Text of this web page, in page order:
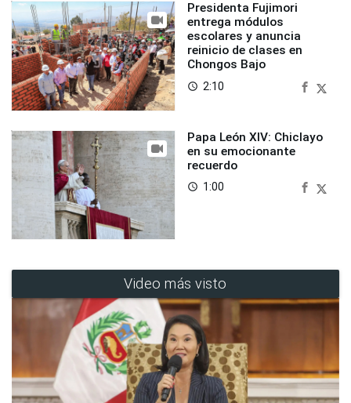
Presidenta Fujimori
entrega módulos
escolares y anuncia
reinicio de clases en
Chongos Bajo
access_time 2:10
Papa León XIV: Chiclayo
en su emocionante
recuerdo
access_time 1:00
Video más visto